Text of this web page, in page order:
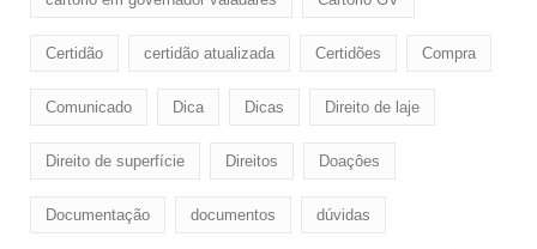
Certidão certidão atualizada Certidões Compra
Comunicado Dica Dicas Direito de laje
Direito de superfície Direitos Doaçôes
Documentação documentos dúvidas